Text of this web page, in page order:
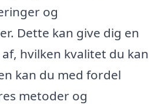
og
Dette kan give dig en
hvilken kvalitet du kan
kan du med fordel
metoder og